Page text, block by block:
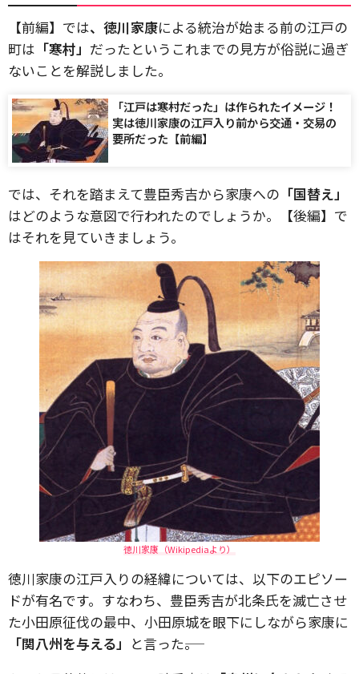
【前編】では、徳川家康による統治が始まる前の江戸の
町は 「寒村」 だったというこれまでの見方が俗説に過ぎ
ないことを解説しました。
「江戸は寒村だった」は作られたイメージ！
実は徳川家康の江戸入り前から交通・交易の
要所だった【前編】
では、それを踏まえて豊臣秀吉から家康への 「国替え」
はどのような意図で行われたのでしょうか。【後編】で
はそれを見ていきましょう。
徳川家康（Wikipediaより）
徳川家康の江戸入りの経緯については、以下のエピソー
ドが有名です。すなわち、豊臣秀吉が北条氏を滅亡させ
た小田原征伐の最中、小田原城を眼下にしながら家康に
「関八州を与える」 と言った――。